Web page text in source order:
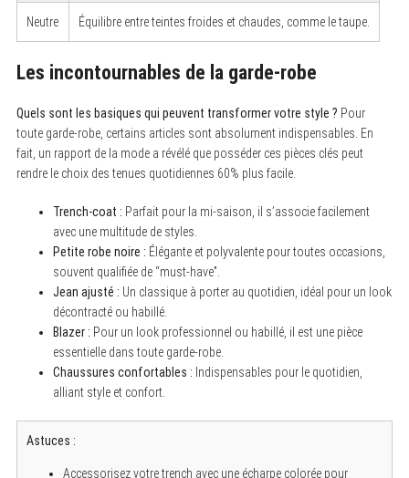
Neutre Équilibre entre teintes froides et chaudes, comme le taupe.
Les incontournables de la garde-robe
Quels sont les basiques qui peuvent transformer votre style ? Pour
toute garde-robe, certains articles sont absolument indispensables. En
fait, un rapport de la mode a révélé que posséder ces pièces clés peut
rendre le choix des tenues quotidiennes 60% plus facile.
Trench-coat : Parfait pour la mi-saison, il s’associe facilement
avec une multitude de styles.
Petite robe noire : Élégante et polyvalente pour toutes occasions,
souvent qualifiée de “must-have”.
Jean ajusté : Un classique à porter au quotidien, idéal pour un look
décontracté ou habillé.
Blazer : Pour un look professionnel ou habillé, il est une pièce
essentielle dans toute garde-robe.
Chaussures confortables : Indispensables pour le quotidien,
alliant style et confort.
Astuces :
Accessorisez votre trench avec une écharpe colorée pour